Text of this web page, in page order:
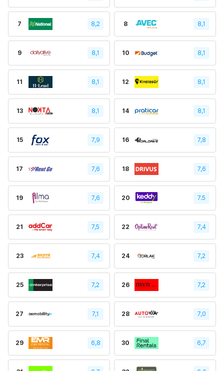
7 8,2 8 8,1
9 8,1 10 8,1
11 8,1 12 8,1
13 8,1 14 8,1
15 7,9 16 7,8
17 7,6 18 7,6
19 7,6 20 7.5
21 7,5 22 7,4
23 7,4 24 7,2
25 7,2 26 7,2
27 7,1 28 7,0
29 6,8 30 6,7